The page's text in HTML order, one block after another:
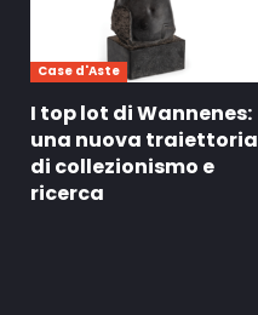
Case d'Aste
I top lot di Wannenes:
una nuova traiettoria
di collezionismo e
ricerca